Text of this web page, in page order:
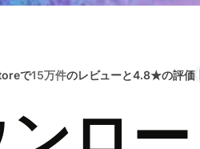
で15万件のレビューと4.8★の評価